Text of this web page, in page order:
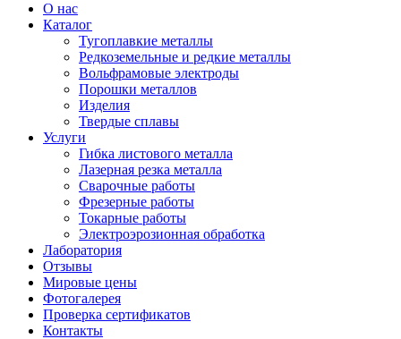
О нас
Каталог
Тугоплавкие металлы
Редкоземельные и редкие металлы
Вольфрамовые электроды
Порошки металлов
Изделия
Твердые сплавы
Услуги
Гибка листового металла
Лазерная резка металла
Сварочные работы
Фрезерные работы
Токарные работы
Электроэрозионная обработка
Лаборатория
Отзывы
Мировые цены
Фотогалерея
Проверка сертификатов
Контакты